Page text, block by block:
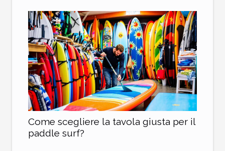
Come scegliere la tavola giusta per il
paddle surf?